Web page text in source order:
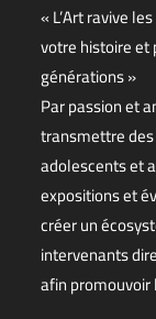
« L’Art ravive
votre histoire et
générations »
Par passion et
transmettre
adolescents et
expositions et
créer un
intervenants
afin promouvoir